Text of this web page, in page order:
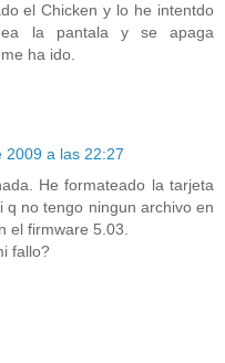
el Chicken y lo he intentdo
la pantala y se apaga
ha ido.
2009 a las 22:27
He formateado la tarjeta
q no tengo ningun archivo en
el firmware 5.03.
fallo?